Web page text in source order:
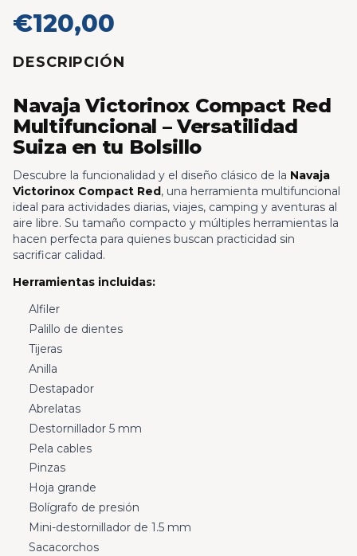
€120,00
DESCRIPCIÓN
Navaja Victorinox Compact Red
Multifuncional – Versatilidad
Suiza en tu Bolsillo
Descubre la funcionalidad y el diseño clásico de la Navaja
Victorinox Compact Red, una herramienta multifuncional
ideal para actividades diarias, viajes, camping y aventuras al
aire libre. Su tamaño compacto y múltiples herramientas la
hacen perfecta para quienes buscan practicidad sin
sacrificar calidad.
Herramientas incluidas:
Alfiler
Palillo de dientes
Tijeras
Anilla
Destapador
Abrelatas
Destornillador 5 mm
Pela cables
Pinzas
Hoja grande
Bolígrafo de presión
Mini-destornillador de 1.5 mm
Sacacorchos